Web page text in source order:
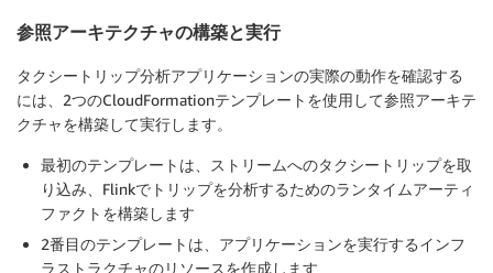
参照アーキテクチャの構築と実行
タクシートリップ分析アプリケーションの実際の動作を確認する
には、2つのCloudFormationテンプレートを使用して参照アーキテ
クチャを構築して実行します。
最初のテンプレートは、ストリームへのタクシートリップを取
り込み、Flinkでトリップを分析するためのランタイムアーティ
ファクトを構築します
2番目のテンプレートは、アプリケーションを実行するインフ
ラストラクチャのリソースを作成します